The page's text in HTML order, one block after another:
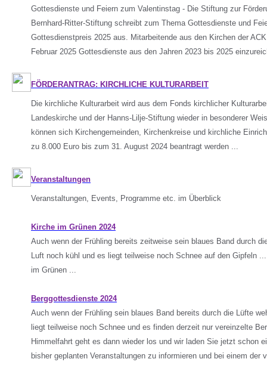
Gottesdienste und Feiern zum Valentinstag - Die Stiftung zur
Bernhard-Ritter-Stiftung schreibt zum Thema Gottesdienste und
Gottesdienstpreis 2025 aus. Mitarbeitende aus den Kirchen der
Februar 2025 Gottesdienste aus den Jahren 2023 bis 2025
FÖRDERANTRAG: KIRCHLICHE KULTURARBEIT
Die kirchliche Kulturarbeit wird aus dem Fonds kirchlicher
Landeskirche und der Hanns-Lilje-Stiftung wieder in besonderer
können sich Kirchengemeinden, Kirchenkreise und kirchliche
zu 8.000 Euro bis zum 31. August 2024 beantragt werden ...
Veranstaltungen
Veranstaltungen, Events, Programme etc. im Überblick
Kirche im Grünen 2024
Auch wenn der Frühling bereits zeitweise sein blaues Band durch
Luft noch kühl und es liegt teilweise noch Schnee auf den Gipfeln
im Grünen ...
Berggottesdienste 2024
Auch wenn der Frühling sein blaues Band bereits durch die Lüfte
liegt teilweise noch Schnee und es finden derzeit nur vereinzelte
Himmelfahrt geht es dann wieder los und wir laden Sie jetzt schon
bisher geplanten Veranstaltungen zu informieren und bei einem der